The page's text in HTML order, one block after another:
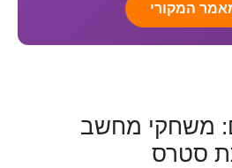
המקורי
משחקי מחשב
סטרס